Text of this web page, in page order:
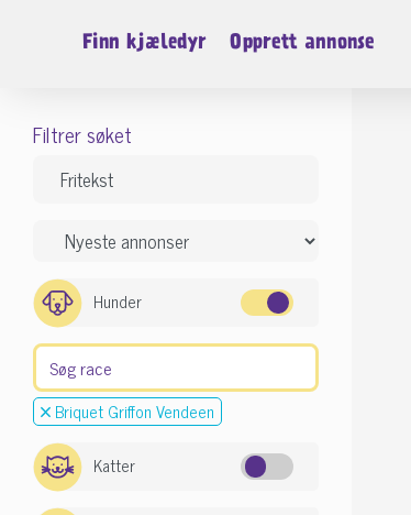
Finn kjæledyr Opprett annonse
Filtrer søket
Hunder
Briquet Griffon Vendeen
Katter